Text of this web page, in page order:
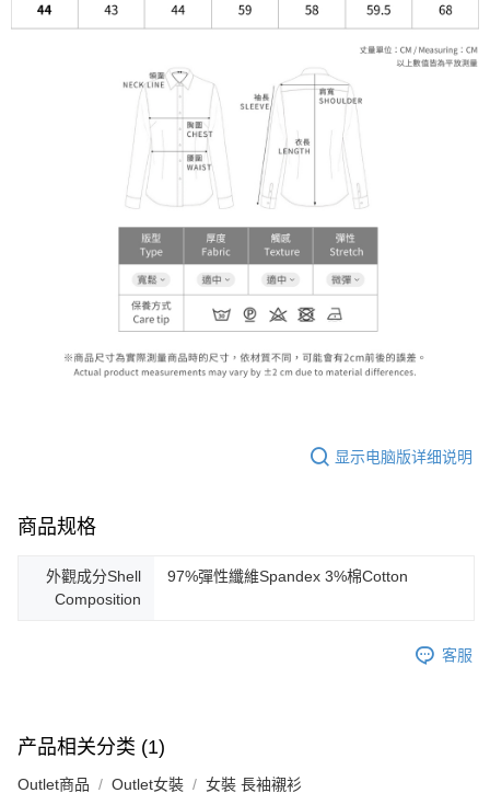
显示电脑版详细说明
商品规格
外觀成分Shell
Composition
97%彈性纖維Spandex 3%棉Cotton
客服
产品相关分类 (1)
Outlet商品 Outlet女裝 女裝 長袖襯衫